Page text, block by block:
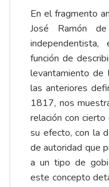
En el fragmento
José Ramón
función de
levantamiento de
las anteriores
1817, nos
relación con
su efecto, con la
de autoridad que
a un tipo de
este concepto